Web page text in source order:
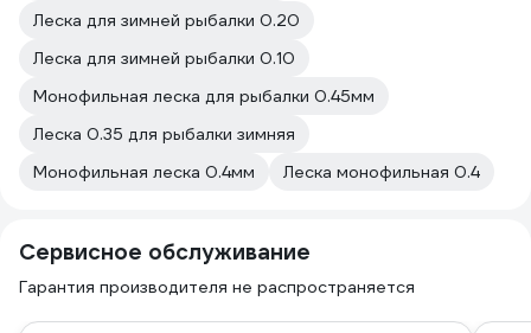
Леска для зимней рыбалки 0.20
Леска для зимней рыбалки 0.10
Монофильная леска для рыбалки 0.45мм
Леска 0.35 для рыбалки зимняя
Монофильная леска 0.4мм
Леска монофильная 0.4
Сервисное обслуживание
Гарантия производителя не распространяется